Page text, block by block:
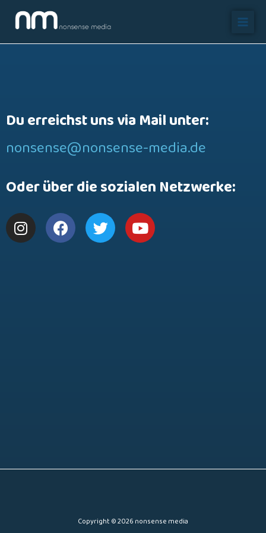
Du erreichst uns via Mail unter:
nonsense@nonsense-media.de
Oder über die sozialen Netzwerke:
Copyright © 2026 nonsense media